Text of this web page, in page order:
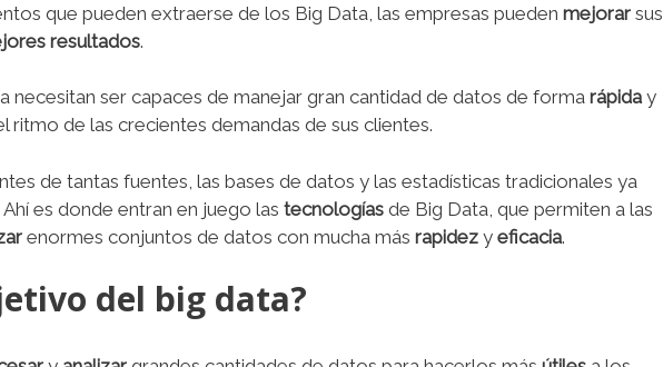
que pueden extraerse de los Big Data, las empresas pueden mejorar sus
resultados.
necesitan ser capaces de manejar gran cantidad de datos de forma rápida y
ritmo de las crecientes demandas de sus clientes.
de tantas fuentes, las bases de datos y las estadísticas tradicionales ya
es donde entran en juego las tecnologías de Big Data, que permiten a las
enormes conjuntos de datos con mucha más rapidez y eficacia.
del big data?